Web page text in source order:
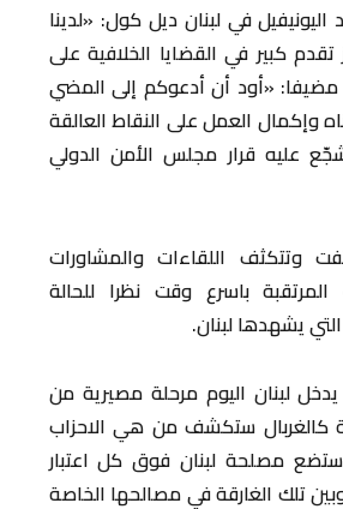
اليونيفيل في لبنان ديل كول: «لدينا
كبير في القضايا الخلافية على
مضيفا: «أود أن أدعوكم إلى المضي
وإكمال العمل على النقاط العالقة
عليه قرار مجلس الأمن الدولي
وتتكثف اللقاءات والمشاورات
باسرع وقت نظرا للحالة
يشهدها لبنان.
لبنان اليوم مرحلة مصيرية من
كالغربال ستكشف من هي الاحزاب
مصلحة لبنان فوق كل اعتبار
تلك الغارقة في مصالحها الخاصة